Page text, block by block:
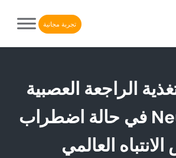
تجربة مجانية
الراجعة العصبية
وNeuronUP في حالة اضطراب
العالمي